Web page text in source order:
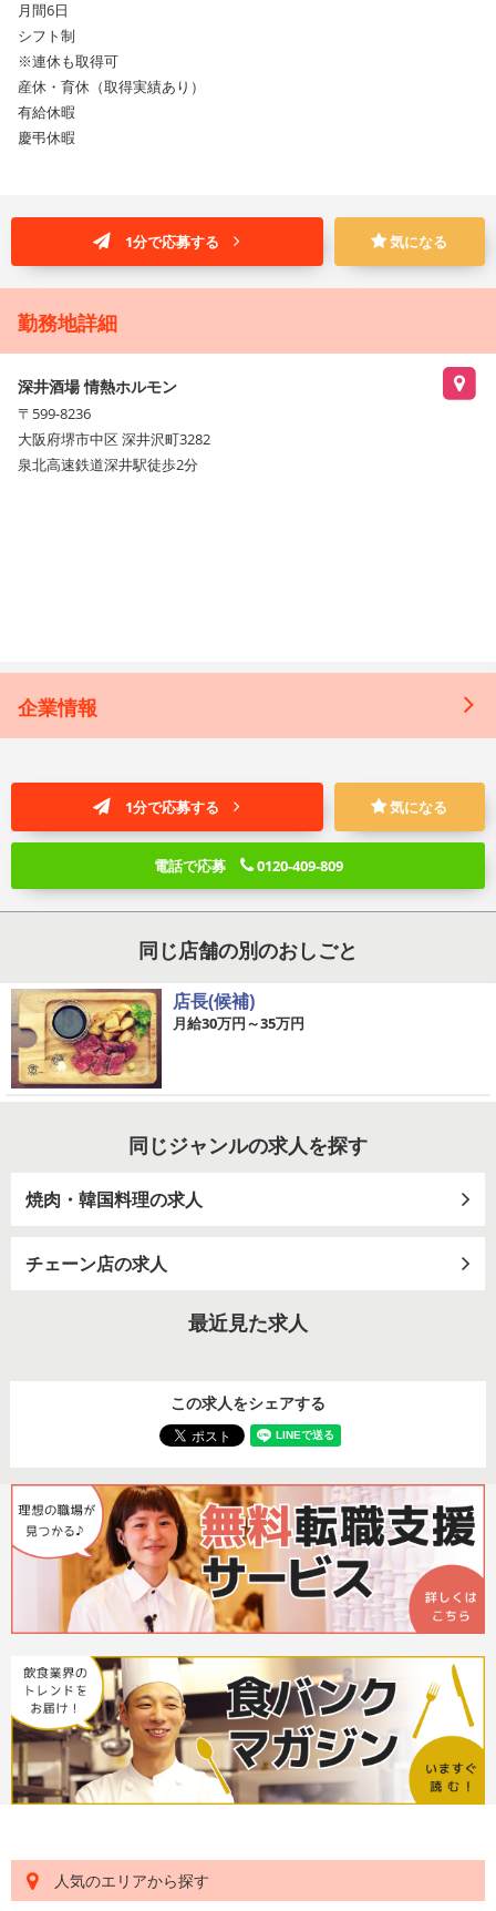
月間6日
シフト制
※連休も取得可
産休・育休（取得実績あり）
有給休暇
慶弔休暇
1分で応募する 気になる
勤務地詳細
深井酒場 情熱ホルモン
〒599-8236
大阪府堺市中区 深井沢町3282
泉北高速鉄道深井駅徒歩2分
企業情報
1分で応募する 気になる
電話で応募 0120-409-809
同じ店舗の別のおしごと
店長(候補)
月給30万円～35万円
同じジャンルの求人を探す
焼肉・韓国料理の求人
チェーン店の求人
最近見た求人
この求人をシェアする
人気のエリアから探す